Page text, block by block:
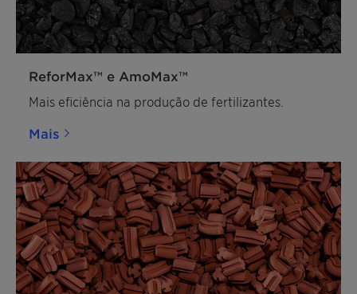
ReforMax™ e AmoMax™
Mais eficiência na produção de fertilizantes.
Mais